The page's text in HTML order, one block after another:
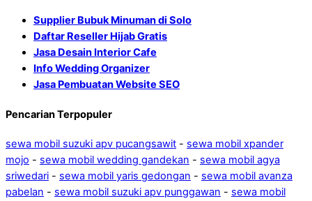
Supplier Bubuk Minuman di Solo
Daftar Reseller Hijab Gratis
Jasa Desain Interior Cafe
Info Wedding Organizer
Jasa Pembuatan Website SEO
Pencarian Terpopuler
sewa mobil suzuki apv pucangsawit - sewa mobil xpander
mojo - sewa mobil wedding gandekan - sewa mobil agya
sriwedari - sewa mobil yaris gedongan - sewa mobil avanza
pabelan - sewa mobil suzuki apv punggawan - sewa mobil